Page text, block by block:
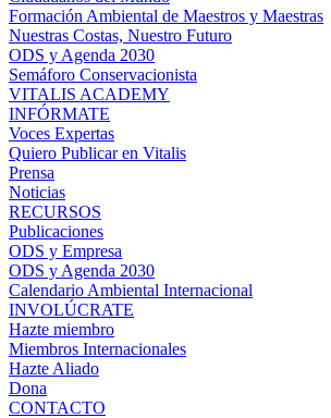
Formación Ambiental de Maestros y Maestras
Nuestras Costas, Nuestro Futuro
ODS y Agenda 2030
Semáforo Conservacionista
VITALIS ACADEMY
INFÓRMATE
Voces Expertas
Quiero Publicar en Vitalis
Prensa
Noticias
RECURSOS
Publicaciones
ODS y Empresa
ODS y Agenda 2030
Calendario Ambiental Internacional
INVOLÚCRATE
Hazte miembro
Miembros Internacionales
Hazte Aliado
Dona
CONTACTO